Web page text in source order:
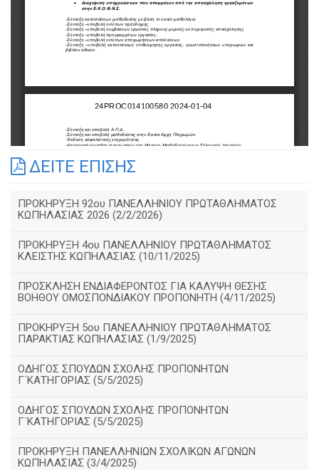
ΔΕΙΤΕ ΕΠΙΣΗΣ
ΠΡΟΚΗΡΥΞΗ 92ου ΠΑΝΕΛΛΗΝΙΟΥ ΠΡΩΤΑΘΛΗΜΑΤΟΣ
ΚΩΠΗΛΑΣΙΑΣ 2026 (2/2/2026)
ΠΡΟΚΗΡΥΞΗ 4ου ΠΑΝΕΛΛΗΝΙΟΥ ΠΡΩΤΑΘΛΗΜΑΤΟΣ
ΚΛΕΙΣΤΗΣ ΚΩΠΗΛΑΣΙΑΣ (10/11/2025)
ΠΡΟΣΚΛΗΣΗ ΕΝΔΙΑΦΕΡΟΝΤΟΣ ΓΙΑ ΚΑΛΥΨΗ ΘΕΣΗΣ
ΒΟΗΘΟΥ ΟΜΟΣΠΟΝΔΙΑΚΟΥ ΠΡΟΠΟΝΗΤΗ (4/11/2025)
ΠΡΟΚΗΡΥΞΗ 5ου ΠΑΝΕΛΛΗΝΙΟΥ ΠΡΩΤΑΘΛΗΜΑΤΟΣ
ΠΑΡΑΚΤΙΑΣ ΚΩΠΗΛΑΣΙΑΣ (1/9/2025)
ΟΔΗΓΟΣ ΣΠΟΥΔΩΝ ΣΧΟΛΗΣ ΠΡΟΠΟΝΗΤΩΝ
Γ΄ΚΑΤΗΓΟΡΙΑΣ (5/5/2025)
ΟΔΗΓΟΣ ΣΠΟΥΔΩΝ ΣΧΟΛΗΣ ΠΡΟΠΟΝΗΤΩΝ
Γ΄ΚΑΤΗΓΟΡΙΑΣ (5/5/2025)
ΠΡΟΚΗΡΥΞΗ ΠΑΝΕΛΛΗΝΙΩΝ ΣΧΟΛΙΚΩΝ ΑΓΩΝΩΝ
ΚΩΠΗΛΑΣΙΑΣ (3/4/2025)